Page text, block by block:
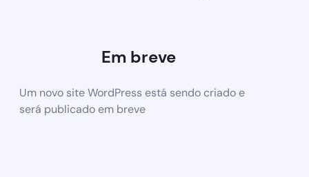
Em breve
Um novo site WordPress está sendo criado e
será publicado em breve